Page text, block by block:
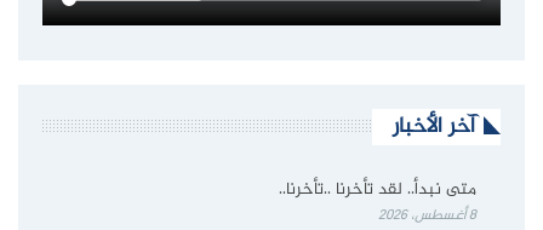
آخر الأخبار
متى نبدأ.. لقد تأخرنا ..تأخرنا..
8 أغسطس، 2026